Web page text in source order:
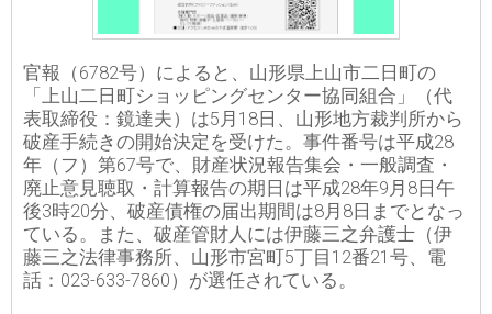
官報（6782号）によると、山形県上山市二日町の
「上山二日町ショッピングセンター協同組合」（代
表取締役：鏡達夫）は5月18日、山形地方裁判所から
破産手続きの開始決定を受けた。事件番号は平成28
年（フ）第67号で、財産状況報告集会・一般調査・
廃止意見聴取・計算報告の期日は平成28年9月8日午
後3時20分、破産債権の届出期間は8月8日までとなっ
ている。また、破産管財人には伊藤三之弁護士（伊
藤三之法律事務所、山形市宮町5丁目12番21号、電
話：023-633-7860）が選任されている。